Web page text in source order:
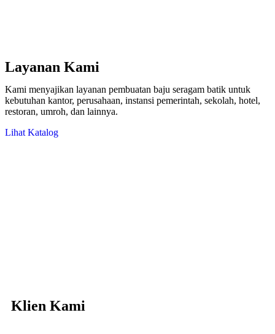
Layanan Kami
Kami menyajikan layanan pembuatan baju seragam batik untuk
kebutuhan kantor, perusahaan, instansi pemerintah, sekolah, hotel,
restoran, umroh, dan lainnya.
Lihat Katalog
Klien Kami